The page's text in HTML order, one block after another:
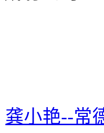
龚小艳--常